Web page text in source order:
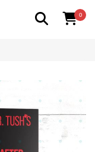
0